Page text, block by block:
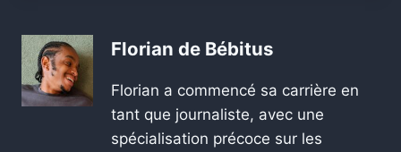
Florian de Bébitus
Florian a commencé sa carrière en
tant que journaliste, avec une
spécialisation précoce sur les